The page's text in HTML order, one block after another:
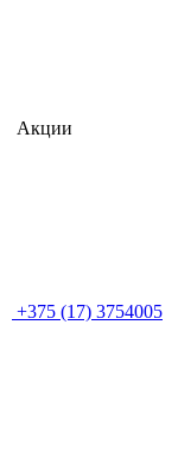
Акции
+375 (17) 3754005